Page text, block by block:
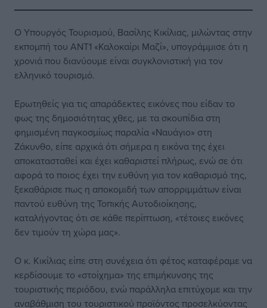
Ο Υπουργός Τουρισμού, Βασίλης Κικίλιας, μιλώντας στην
εκπομπή του ΑΝΤ1 «Καλοκαίρι Μαζί», υπογράμμισε ότι η
χρονιά που διανύουμε είναι συγκλονιστική για τον
ελληνικό τουρισμό.
Ερωτηθείς για τις απαράδεκτες εικόνες που είδαν το
φως της δημοσιότητας χθες, με τα σκουπίδια στη
φημισμένη παγκοσμίως παραλία «Ναυάγιο» στη
Ζάκυνθο, είπε αρχικά ότι σήμερα η εικόνα της έχει
αποκατασταθεί και έχει καθαριστεί πλήρως, ενώ σε ότι
αφορά το ποιος έχει την ευθύνη για τον καθαρισμό της,
ξεκαθάρισε πως η αποκομιδή των απορριμμάτων είναι
παντού ευθύνη της Τοπικής Αυτοδιοίκησης,
καταλήγοντας ότι σε κάθε περίπτωση, «τέτοιες εικόνες
δεν τιμούν τη χώρα μας».
Ο κ. Κικίλιας είπε στη συνέχεια ότι φέτος καταφέραμε να
κερδίσουμε το «στοίχημα» της επιμήκυνσης της
τουριστικής περιόδου, ενώ παράλληλα επιτύχομε και την
αναβάθμιση του τουριστικού προϊόντος προσελκύοντας